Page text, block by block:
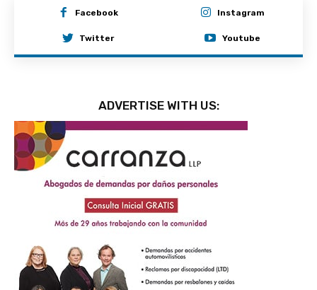
Facebook Instagram
Twitter Youtube
ADVERTISE WITH US: